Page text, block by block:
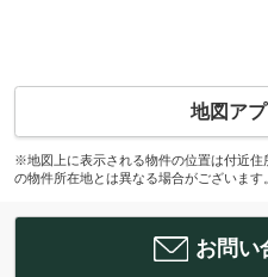
地図ア
※地図上に表示される物件の位置は付近
の物件所在地とは異なる場合がございます。
お問い